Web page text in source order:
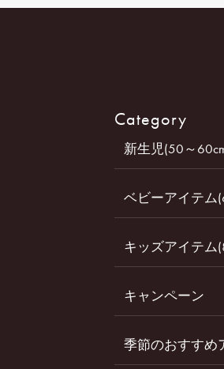
Category
新生児(50～
ベビーアイテム
キッズアイテム
キャンペーン
季節のおすすめ